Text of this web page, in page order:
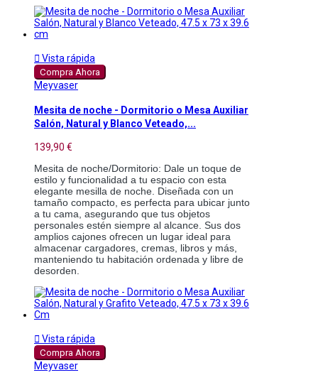
 Vista rápida
Compra Ahora
Meyvaser
Mesita de noche - Dormitorio o Mesa Auxiliar
Salón, Natural y Blanco Veteado,...
139,90 €
Mesita de noche/Dormitorio: Dale un toque de
estilo y funcionalidad a tu espacio con esta
elegante mesilla de noche. Diseñada con un
tamaño compacto, es perfecta para ubicar junto
a tu cama, asegurando que tus objetos
personales estén siempre al alcance. Sus dos
amplios cajones ofrecen un lugar ideal para
almacenar cargadores, cremas, libros y más,
manteniendo tu habitación ordenada y libre de
desorden.
 Vista rápida
Compra Ahora
Meyvaser